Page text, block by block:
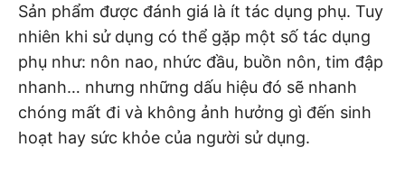
Sản phẩm được đánh giá là ít tác dụng phụ. Tuy
nhiên khi sử dụng có thể gặp một số tác dụng
phụ như: nôn nao, nhức đầu, buồn nôn, tim đập
nhanh… nhưng những dấu hiệu đó sẽ nhanh
chóng mất đi và không ảnh hưởng gì đến sinh
hoạt hay sức khỏe của người sử dụng.